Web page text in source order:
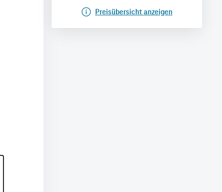
Preisübersicht anzeigen